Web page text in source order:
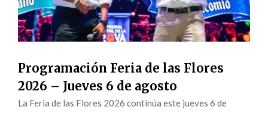
Programación Feria de las Flores
2026 – Jueves 6 de agosto
La Feria de las Flores 2026 continúa este jueves 6 de